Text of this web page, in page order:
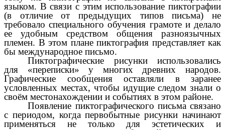
языком. В связи с этим использование пиктографии
(в отличие от предыдущих типов письма) не
требовало специального обучения грамоте и делало
ее удобным средством общения разноязычных
племен. В этом плане пиктография представляет как
бы международное письмо.
Пиктографические рисунки использовались
для «переписки» у многих древних народов.
Графические сообщения оставляли в заранее
условленных местах, чтобы идущие следом знали о
своём местонахождении и событиях в этом районе.
Появление пиктографического письма связано
с периодом, когда первобытные рисунки начинают
применяться не только для эстетических и